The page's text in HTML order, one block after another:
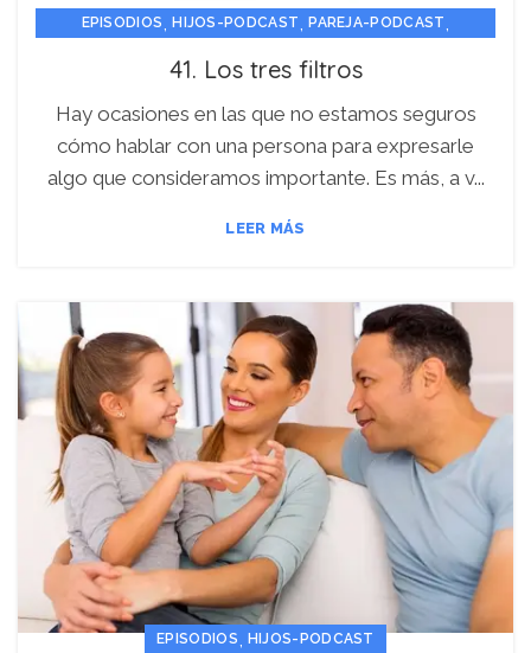
EPISODIOS,HIJOS-PODCAST,PAREJA-PODCAST,
41. Los tres filtros
Hay ocasiones en las que no estamos seguros
cómo hablar con una persona para expresarle
algo que consideramos importante. Es más, a v...
LEER MÁS
EPISODIOS, HIJOS-PODCAST